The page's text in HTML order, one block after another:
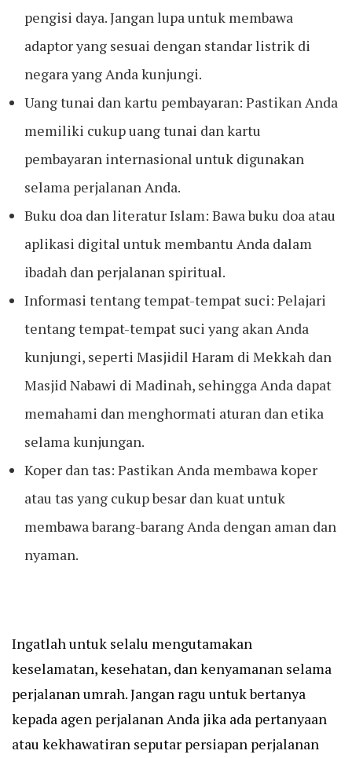
pengisi daya. Jangan lupa untuk membawa
adaptor yang sesuai dengan standar listrik di
negara yang Anda kunjungi.
Uang tunai dan kartu pembayaran: Pastikan Anda
memiliki cukup uang tunai dan kartu
pembayaran internasional untuk digunakan
selama perjalanan Anda.
Buku doa dan literatur Islam: Bawa buku doa atau
aplikasi digital untuk membantu Anda dalam
ibadah dan perjalanan spiritual.
Informasi tentang tempat-tempat suci: Pelajari
tentang tempat-tempat suci yang akan Anda
kunjungi, seperti Masjidil Haram di Mekkah dan
Masjid Nabawi di Madinah, sehingga Anda dapat
memahami dan menghormati aturan dan etika
selama kunjungan.
Koper dan tas: Pastikan Anda membawa koper
atau tas yang cukup besar dan kuat untuk
membawa barang-barang Anda dengan aman dan
nyaman.
Ingatlah untuk selalu mengutamakan
keselamatan, kesehatan, dan kenyamanan selama
perjalanan umrah. Jangan ragu untuk bertanya
kepada agen perjalanan Anda jika ada pertanyaan
atau kekhawatiran seputar persiapan perjalanan